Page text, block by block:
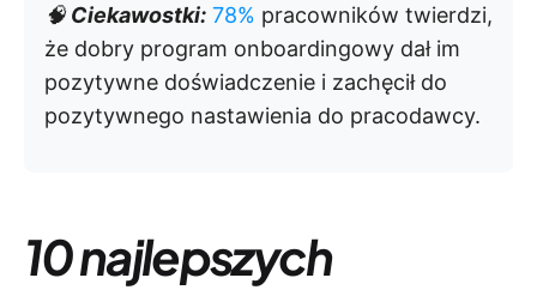
🧠Ciekawostki: 78% pracowników twierdzi,
że dobry program onboardingowy dał im
pozytywne doświadczenie i zachęcił do
pozytywnego nastawienia do pracodawcy.
10 najlepszych